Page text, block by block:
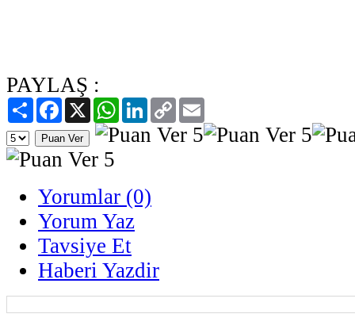
PAYLAŞ :
PaylaşFacebook
X WhatsAppLinkedIn
Copy
Link
Yorumlar (0)
Yorum Yaz
Tavsiye Et
Haberi Yazdir